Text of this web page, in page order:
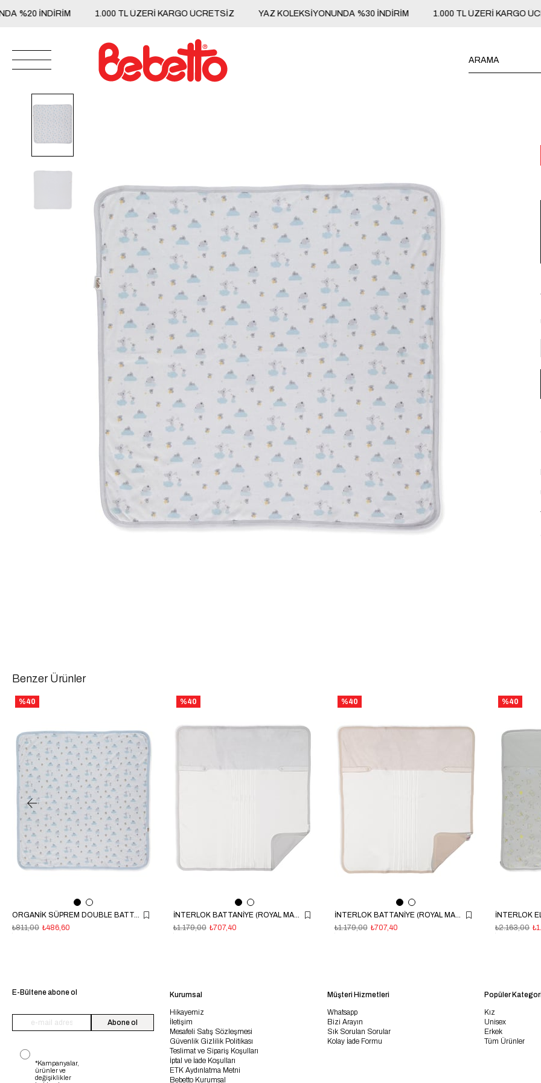
İNDİRİM 1.000 TL ÜZERİ KARGO ÜCRETSİZ YAZ KOLEKSİYONUNDA %30 İNDİRİM 1.000 TL ÜZERİ KARGO
Benzer Ürünler
ORGANİK SÜPREM DOUBLE BATTANİYE (ORGANIC STARS AND KOALAS) MAVİ
₺486,60
₺811,00
%40
İNTERLOK BATTANİYE (ROYAL MAN) GRİ
₺707,40
₺1.179,00
%40
İNTERLOK BATTANİYE (ROYAL MAN) BEJ
₺707,40
₺1.179,00
%40
₺2.163,00
%40
E-Bültene abone ol
Abone ol
*Kampanyalar,
ürünler ve
değişiklikler
Kurumsal
Hikayemiz
İletişim
Mesafeli Satış Sözleşmesi
Güvenlik Gizlilik Politikası
Teslimat ve Sipariş Koşulları
İptal ve İade Koşulları
ETK Aydınlatma Metni
Bebetto Kurumsal
Müşteri Hizmetleri
Whatsapp
Bizi Arayın
Sık Sorulan Sorular
Kolay İade Formu
Popüler
Kız
Unisex
Erkek
Tüm Ürünler